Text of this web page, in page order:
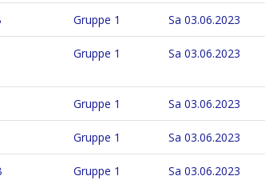
Gruppe 1 Sa 03.06.2023
Gruppe 1 Sa 03.06.2023
Gruppe 1 Sa 03.06.2023
Gruppe 1 Sa 03.06.2023
Gruppe 1 Sa 03.06.2023